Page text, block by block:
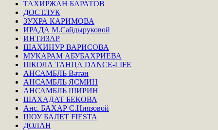
ТАХИРЖАН БАРАТОВ
ДОСТЛУК
ЗУХРА КАРИМОВА
ИРАДА М.Сайдыруковой
ИНТИЗАР
ШАХИНУР ВАРИСОВА
МУКАРАМ АБУБАХРИЕВА
ШКОЛА ТАНЦА DANCE-LIFE
АНСАМБЛЬ Вәтән
АНСАМБЛЬ ЯСМИН
АНСАМБЛЬ ШИРИН
ШАХАДАТ БЕКОВА
Анс. БАХАР С.Ниязовой
ШОУ БАЛЕТ FIESTA
ДОЛАН